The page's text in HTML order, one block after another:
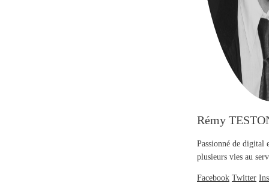
Rémy
Passionné de digital
plusieurs vies au
Facebook Twitter